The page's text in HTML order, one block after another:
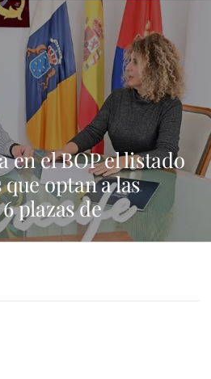
en el BOP el listado
optan a las
plazas de